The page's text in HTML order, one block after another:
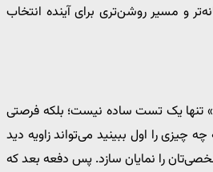
و مسیر روشن‌تری برای آینده انتخاب
تنها یک تست ساده نیست؛ بلکه فرصتی
چیزی را اول ببینید می‌تواند زاویه دید
را نمایان سازد. پس دفعه بعد که